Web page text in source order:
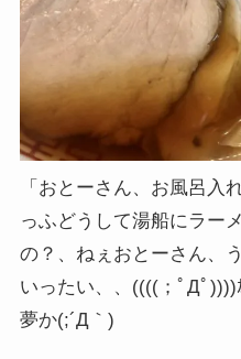
「おとーさん、お風呂入
っふどうして湯船にラー
の？、ねぇおとーさん、
いったい、、((((；ﾟДﾟ))))
夢か(;´Д｀)